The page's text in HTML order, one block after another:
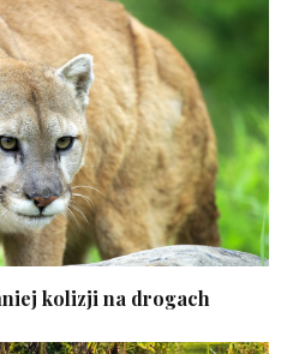
kolizji na drogach